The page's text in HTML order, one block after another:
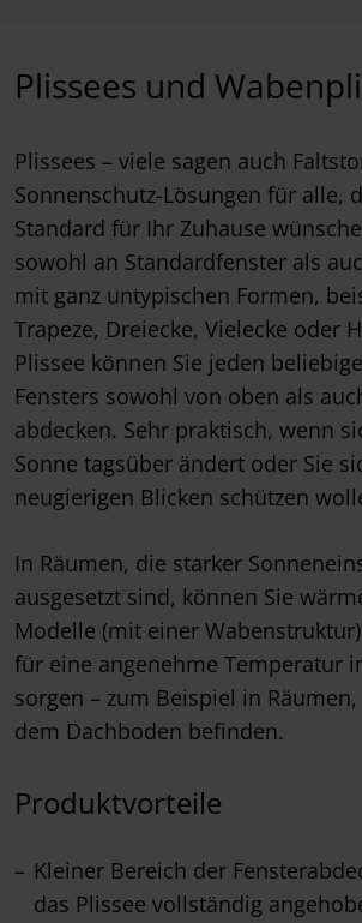
Plissees und
Plissees – viele sagen auch
Sonnenschutz-Lösungen für alle,
Standard für Ihr Zuhause
sowohl an Standardfenster als
mit ganz untypischen Formen,
Trapeze, Dreiecke, Vielecke oder
Plissee können Sie jeden
Fensters sowohl von oben als
abdecken. Sehr praktisch, wenn
Sonne tagsüber ändert oder Sie
neugierigen Blicken schützen
In Räumen, die starker
ausgesetzt sind, können Sie
Modelle (mit einer
für eine angenehme Temperatur
sorgen – zum Beispiel in
dem Dachboden befinden.
Produktvorteile
Kleiner Bereich der
das Plissee vollständig